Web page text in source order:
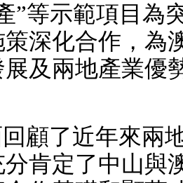
”等示範項目為
深化合作，為
及兩地產業優
回顧了近年來兩
分肯定了中山與